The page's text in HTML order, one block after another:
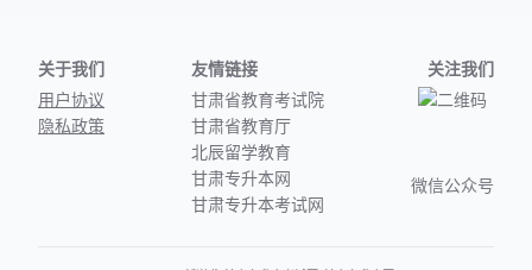
关于我们
用户协议
隐私政策
友情链接
甘肃省教育考试院
甘肃省教育厅
北辰留学教育
甘肃专升本网
甘肃专升本考试网
关注我们
微信公众号